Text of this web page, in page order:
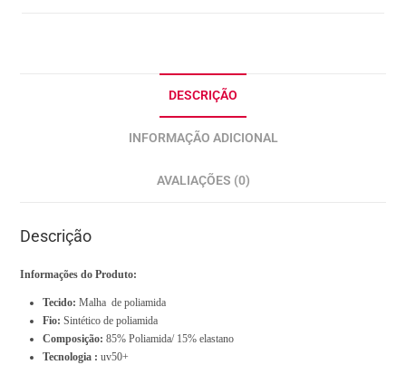
r
t
a
DESCRIÇÃO
INFORMAÇÃO ADICIONAL
AVALIAÇÕES (0)
Descrição
Informações do Produto:
Tecido: Malha de poliamida
Fio: Sintético de poliamida
Composição: 85% Poliamida/ 15% elastano
Tecnologia : uv50+